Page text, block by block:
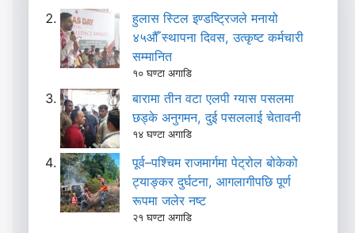
हुलास स्टिल इण्डष्ट्रिजले मनायो
४५औँ स्थापना दिवस, उत्कृष्ट कर्मचारी
सम्मानित
१० घण्टा अगाडि
बारामा तीन वटा एलपी ग्यास पसलमा
छड्के अनुगमन, दुई पसललाई चेतावनी
१४ घण्टा अगाडि
पूर्व–पश्चिम राजमार्गमा पेट्रोल बोकेको
ट्याङ्कर दुर्घटना, आगलागीपछि पूर्ण
रूपमा जलेर नष्ट
२१ घण्टा अगाडि